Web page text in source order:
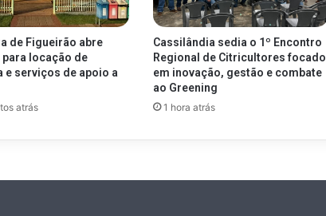
de Figueirão abre
para locação de
e serviços de apoio a
atrás
Cassilândia sedia o 1º Encontro
Regional de Citricultores focado
em inovação, gestão e combate
ao Greening
1 hora atrás